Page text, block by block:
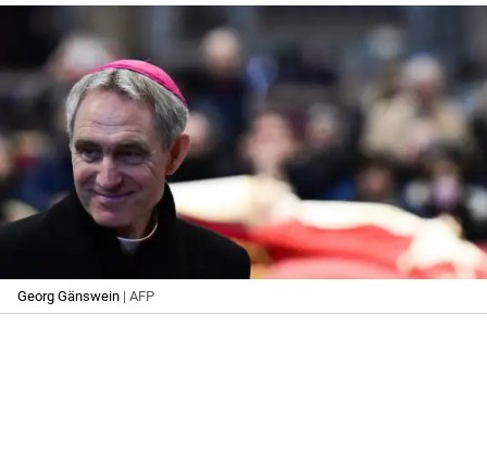
Georg Gänswein | AFP